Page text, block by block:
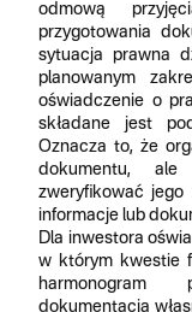
odmową
przygotowania
sytuacja prawna
planowanym
oświadczenie o
składane jest
Oznacza to, że
dokumentu,
zweryfikować
informacje lub
Dla inwestora
w którym kwestie
harmonogram
dokumentacja